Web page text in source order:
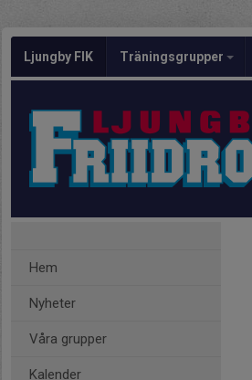
Ljungby FIK Träningsgrupper
Hem
Nyheter
Våra grupper
Kalender